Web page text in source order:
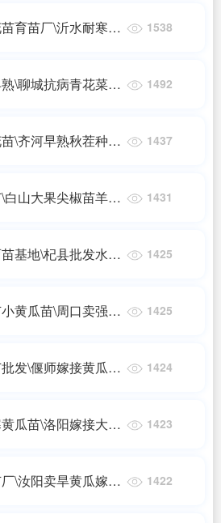
育苗厂\沂水耐寒抗
1538
\聊城抗病青花菜苗
1492
\齐河早熟秋茬种西
1437
山大果尖椒苗羊角
1431
基地\杞县批发水果
1425
黄瓜苗\周口卖强雌
1425
发\偃师嫁接黄瓜苗
1424
瓜苗\洛阳嫁接大小
1423
\汝阳卖旱黄瓜嫁接
1422